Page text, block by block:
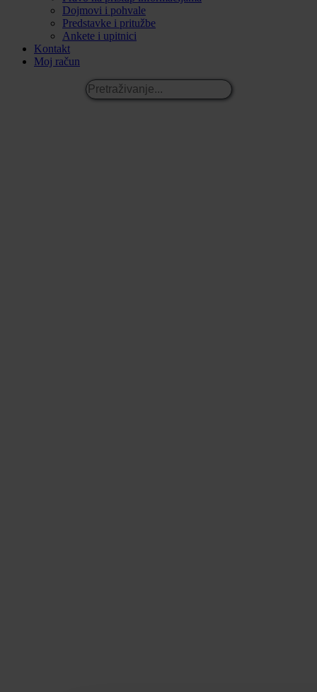
Dojmovi i pohvale
Predstavke i pritužbe
Ankete i upitnici
Kontakt
Moj račun
Pretraživanje...